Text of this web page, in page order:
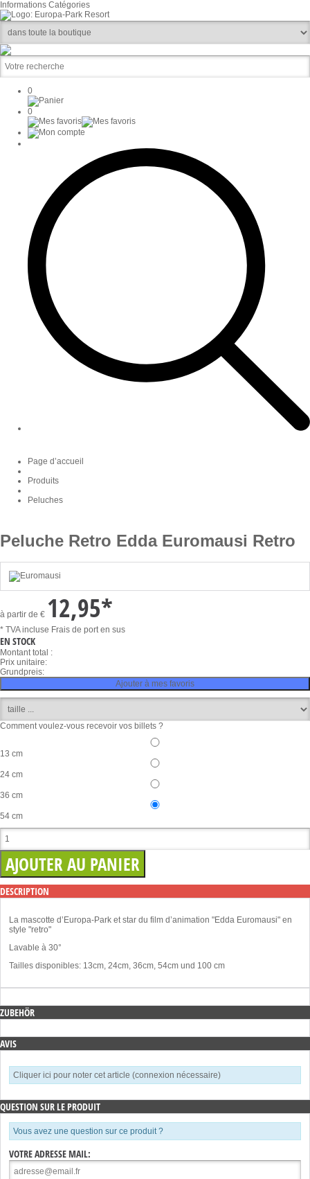
Informations Catégories
0
0
Page d’accueil
Produits
Peluches
Peluche Retro Edda Euromausi Retro
à partir de € 12,95*
* TVA incluse Frais de port en sus
EN STOCK
Montant total :
Prix unitaire:
Grundpreis:
Ajouter à mes favoris
Comment voulez-vous recevoir vos billets ?
13 cm
24 cm
36 cm
54 cm
DESCRIPTION
La mascotte d’Europa-Park et star du film d’animation "Edda Euromausi" en
style "retro"
Lavable à 30°
Tailles disponibles: 13cm, 24cm, 36cm, 54cm und 100 cm
ZUBEHÖR
AVIS
Cliquer ici pour noter cet article (connexion nécessaire)
QUESTION SUR LE PRODUIT
Vous avez une question sur ce produit ?
VOTRE ADRESSE MAIL: